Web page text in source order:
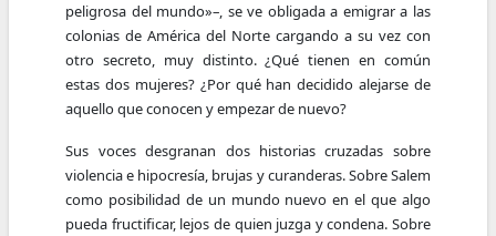
peligrosa del mundo»–, se ve obligada a emigrar a las
colonias de América del Norte cargando a su vez con
otro secreto, muy distinto. ¿Qué tienen en común
estas dos mujeres? ¿Por qué han decidido alejarse de
aquello que conocen y empezar de nuevo?
Sus voces desgranan dos historias cruzadas sobre
violencia e hipocresía, brujas y curanderas. Sobre Salem
como posibilidad de un mundo nuevo en el que algo
pueda fructificar, lejos de quien juzga y condena. Sobre